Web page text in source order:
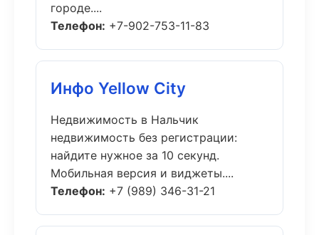
городе....
Телефон: +7-902-753-11-83
Инфо Yellow City
Недвижимость в Нальчик
недвижимость без регистрации:
найдите нужное за 10 секунд.
Мобильная версия и виджеты....
Телефон: +7 (989) 346-31-21